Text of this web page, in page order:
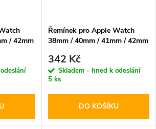
/ 42mm
Řemínek pro Apple Watch
38mm / 40mm / 41mm / 42mm
342 Kč
Skladem - hned k odeslání
5 ks
DO KOŠÍKU